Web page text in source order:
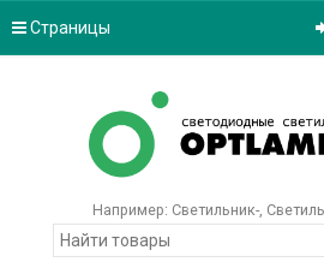
Страницы
Например: Светильник-